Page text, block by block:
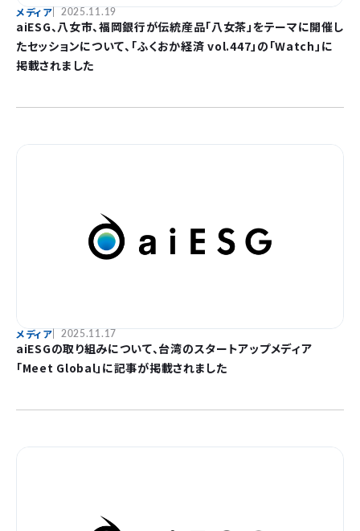
メディア 2025.11.19
aiESG、八女市、福岡銀行が伝統産品「八女茶」をテーマに開催し
たセッションについて、「ふくおか経済 vol.447」の「Watch」に
掲載されました
メディア 2025.11.17
aiESGの取り組みについて、台湾のスタートアップメディア
「Meet Global」に記事が掲載されました